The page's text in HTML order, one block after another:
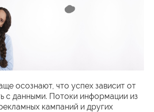
осознают, что успех зависит от
с данными. Потоки информации из
кампаний и других